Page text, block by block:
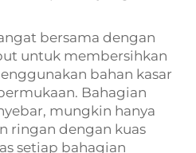
bersama dengan
untuk membersihkan
bahan kasar
Bahagian
mungkin hanya
ringan dengan kuas
setiap bahagian